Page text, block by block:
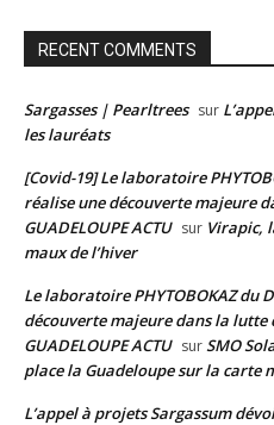
RECENT COMMENTS
Sargasses | Pearltrees sur
les lauréats
[Covid-19] Le laboratoire
réalise une découverte majeure
GUADELOUPE ACTU sur Virapic,
maux de l’hiver
Le laboratoire PHYTOBOKAZ du
découverte majeure dans la lutte
GUADELOUPE ACTU sur SMO
place la Guadeloupe sur la carte
L’appel à projets Sargassum